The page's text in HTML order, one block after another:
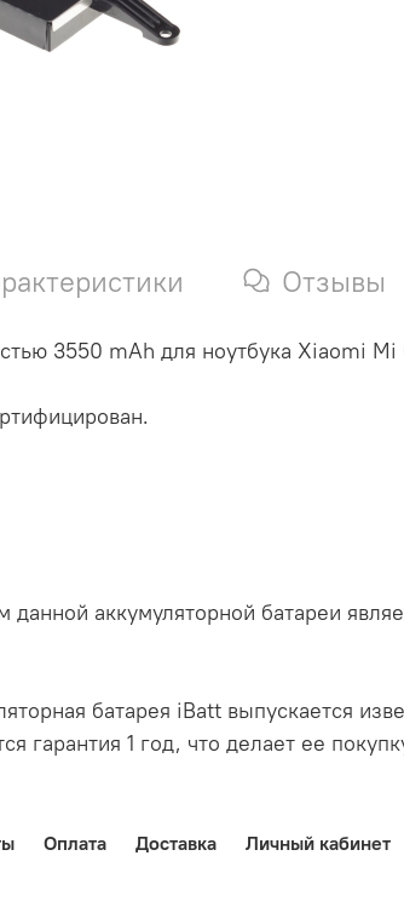
Отзывы
3550 mAh для ноутбука Xiaomi
аккумуляторной батареи
батарея iBatt выпускается
гарантия 1 год, что делает ее
Оплата Доставка Личный кабинет